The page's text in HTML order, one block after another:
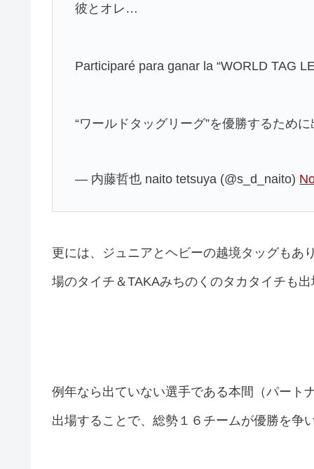
彼とオレ…
Participaré para ganar la “WORLD TAG
“ワールドタッグリーグ”を優勝するため
— 内藤哲也 naito tetsuya (@s_d_naito)
更には、ジュニアとヘビーの越境タッグもあ
場のタイチ＆TAKAみちのくのタカタイチも
例年なら出ていない選手である本間（パート
出場することで、総勢１６チームが優勝を争